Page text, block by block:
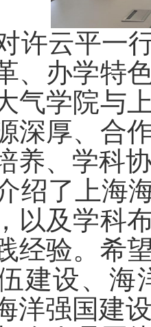
许云平一
、办学特
气学院与
深厚、合
养、学科
绍了上海
以及学科
经验。希
建设、海
洋强国建